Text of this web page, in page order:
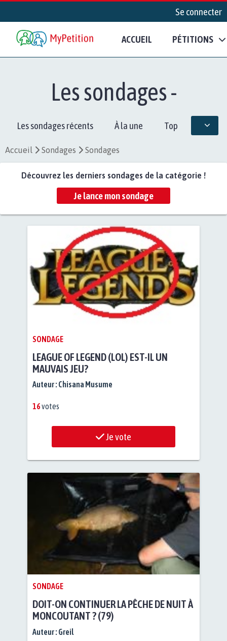
Se connecter
ACCUEIL PÉTITIONS
Les sondages -
Les sondages récents À la une Top
Accueil Sondages Sondages
Découvrez les derniers sondages de la catégorie !
Je lance mon sondage
SONDAGE
LEAGUE OF LEGEND (LOL) EST-IL UN
MAUVAIS JEU?
Auteur : Chisana Musume
16votes
Je vote
SONDAGE
DOIT-ON CONTINUER LA PÊCHE DE NUIT À
MONCOUTANT ? (79)
Auteur : Greil